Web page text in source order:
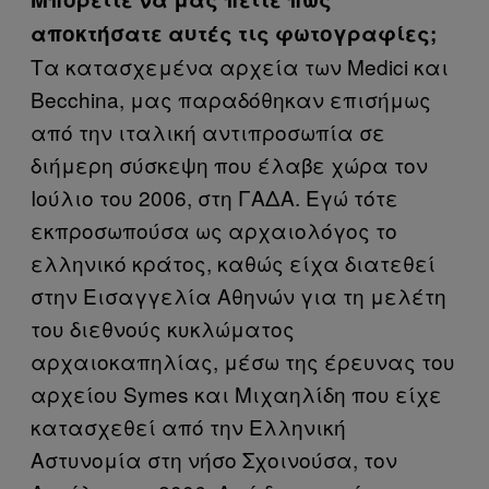
αποκτήσατε αυτές τις φωτογραφίες;
Τα κατασχεμένα αρχεία των Medici και
Becchina, μας παραδόθηκαν επισήμως
από την ιταλική αντιπροσωπία σε
διήμερη σύσκεψη που έλαβε χώρα τον
Ιούλιο του 2006, στη ΓΑΔΑ. Εγώ τότε
εκπροσωπούσα ως αρχαιολόγος το
ελληνικό κράτος, καθώς είχα διατεθεί
στην Εισαγγελία Αθηνών για τη μελέτη
του διεθνούς κυκλώματος
αρχαιοκαπηλίας, μέσω της έρευνας του
αρχείου Symes και Μιχαηλίδη που είχε
κατασχεθεί από την Ελληνική
Αστυνομία στη νήσο Σχοινούσα, τον